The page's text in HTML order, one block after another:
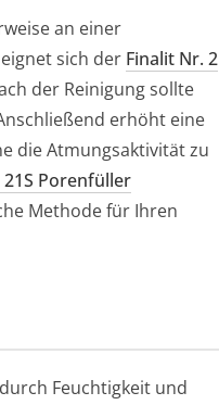
an einer
sich der Finalit Nr. 2
der Reinigung sollte
erhöht eine
die Atmungsaktivität zu
21S Porenfüller
Methode für Ihren
Feuchtigkeit und